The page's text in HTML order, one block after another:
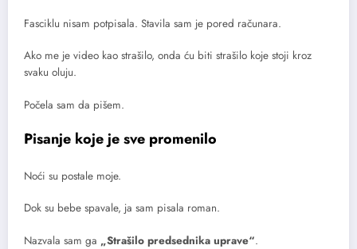
Fasciklu nisam potpisala. Stavila sam je pored računara.
Ako me je video kao strašilo, onda ću biti strašilo koje stoji kroz
svaku oluju.
Počela sam da pišem.
Pisanje koje je sve promenilo
Noći su postale moje.
Dok su bebe spavale, ja sam pisala roman.
Nazvala sam ga „Strašilo predsednika uprave“.